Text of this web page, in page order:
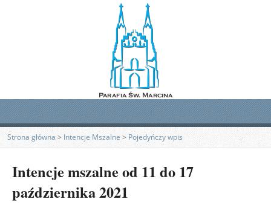
Strona główna> Intencje Mszalne> Pojedyńczy wpis
Intencje mszalne od 11 do 17
października 2021